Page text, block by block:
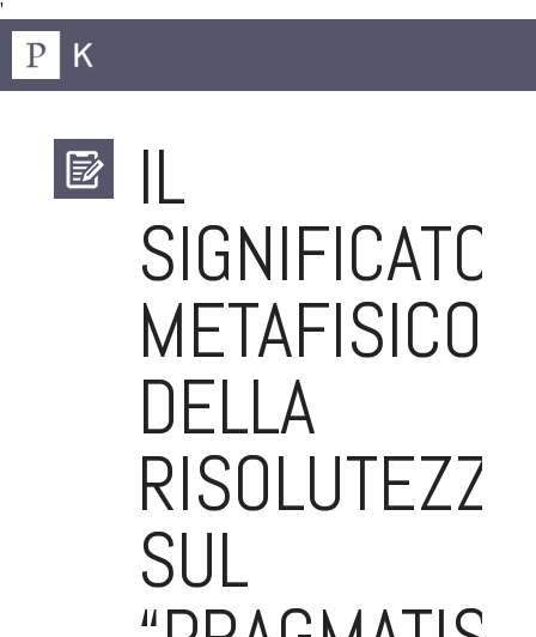
'
IL
SIGNIFICATO
METAFISICO
DELLA
SUL